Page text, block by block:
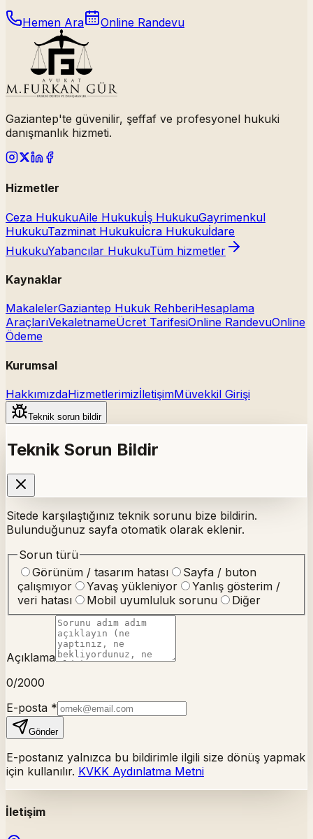
Hemen Ara Online Randevu
Gaziantep'te güvenilir, şeffaf ve profesyonel hukuki
danışmanlık hizmeti.
Hizmetler
Ceza HukukuAile Hukukuİş HukukuGayrimenkul
HukukuTazminat Hukukuİcra Hukukuİdare
HukukuYabancılar HukukuTüm hizmetler
Kaynaklar
MakalelerGaziantep Hukuk RehberiHesaplama
AraçlarıVekaletnameÜcret TarifesiOnline RandevuOnline
Ödeme
Kurumsal
HakkımızdaHizmetlerimizİletişimMüvekkil Girişi
Teknik sorun bildir
Teknik Sorun Bildir
Sitede karşılaştığınız teknik sorunu bize bildirin.
Bulunduğunuz sayfa otomatik olarak eklenir.
Sorun türü
Görünüm / tasarım hatası
Sayfa / buton
çalışmıyor
Yavaş yükleniyor
Yanlış gösterim /
veri hatası
Mobil uyumluluk sorunu Diğer
Açıklama
0/2000
E-posta *
Gönder
E-postanız yalnızca bu bildirimle ilgili size dönüş yapmak
için kullanılır. KVKK Aydınlatma Metni
İletişim